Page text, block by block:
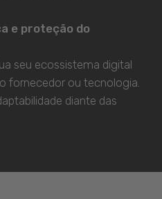
e proteção do
seu ecossistema digital
fornecedor ou tecnologia.
diante das